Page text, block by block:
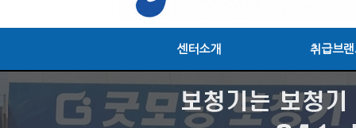
센터소개 취급브